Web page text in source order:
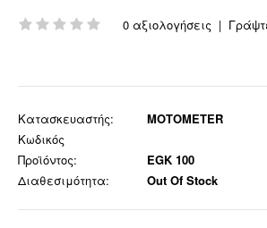
0 αξιολογήσεις |
Κατασκευαστής:
MOTOMETER
Κωδικός
Προϊόντος:
EGK 100
Διαθεσιμότητα:
Out Of Stock